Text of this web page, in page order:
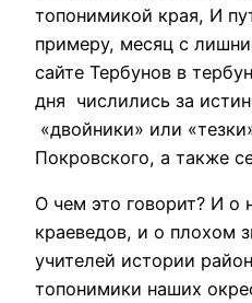
топонимикой края, И
примеру, месяц с
сайте Тербунов в
дня числились за
«двойники» или
Покровского, а также
О чем это говорит? И о
краеведов, и о плохом
учителей истории
топонимики наших